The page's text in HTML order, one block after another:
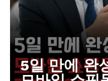
5일 만에 완